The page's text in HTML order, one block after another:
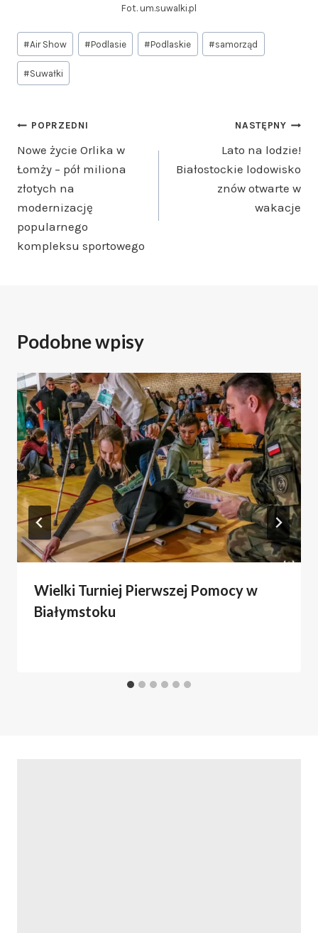
Fot. um.suwalki.pl
Tagi
wpisu:
#Air Show #Podlasie #Podlaskie #samorząd
#Suwałki
Nawigacja
wpisu
POPRZEDNI
Nowe życie Orlika w
Łomży – pół miliona
złotych na
modernizację
popularnego
kompleksu sportowego
NASTĘPNY
Lato na lodzie!
Białostockie lodowisko
znów otwarte w
wakacje
Podobne wpisy
Wielki Turniej Pierwszej Pomocy w
Białymstoku